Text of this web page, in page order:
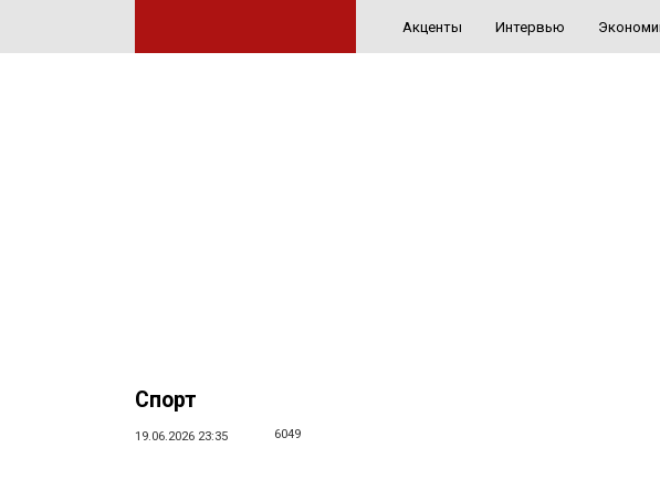
Акценты Интервью
Спорт
19.06.2026 23:35 6049